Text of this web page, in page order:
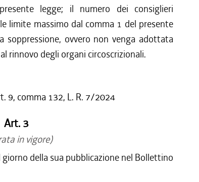
legge; il numero dei consiglieri
limite massimo dal comma 1 del presente
soppressione, ovvero non venga adottata
rinnovo degli organi circoscrizionali.
9, comma 132, L. R. 7/2024
Art. 3
in vigore)
della sua pubblicazione nel Bollettino